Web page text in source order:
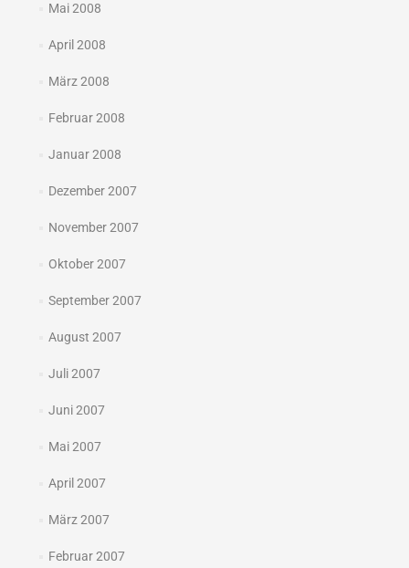
Mai 2008
April 2008
März 2008
Februar 2008
Januar 2008
Dezember 2007
November 2007
Oktober 2007
September 2007
August 2007
Juli 2007
Juni 2007
Mai 2007
April 2007
März 2007
Februar 2007